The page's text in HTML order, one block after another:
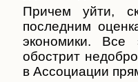
Причем уйти,
последним
экономики. Все
обострит
в Ассоциации